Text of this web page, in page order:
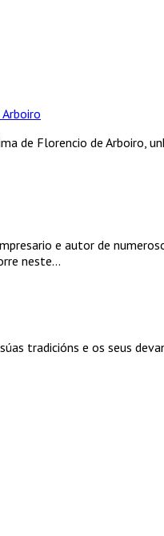
de Florencio de Arboiro,
e autor de
neste...
tradicións e os seus